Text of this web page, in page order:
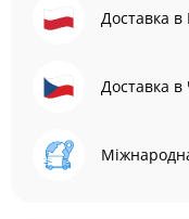
Доставка
Доставка в